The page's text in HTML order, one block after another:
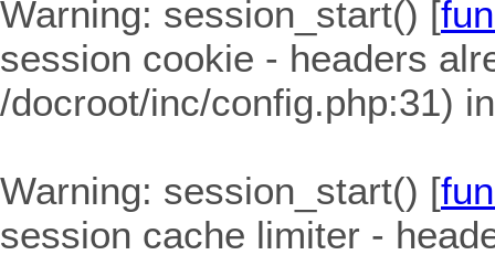
Warning: session_start() [
session cookie - headers
/docroot/inc/config.php:31)
Warning: session_start() [
session cache limiter -